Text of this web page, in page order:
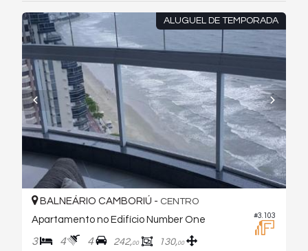
ALUGUEL DE TEMPORADA
#3.103
BALNEÁRIO CAMBORIÚ - CENTRO
Apartamento no Edifício Number One
3 4 4 242,00 130,00